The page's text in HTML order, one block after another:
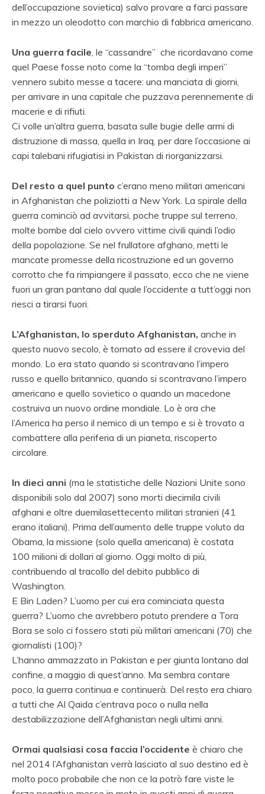
dell’occupazione sovietica) salvo provare a farci passare
in mezzo un oleodotto con marchio di fabbrica americano.
Una guerra facile , le “cassandre” che ricordavano come
quel Paese fosse noto come la “tomba degli imperi”
vennero subito messe a tacere: una manciata di giorni,
per arrivare in una capitale che puzzava perennemente di
macerie e di rifiuti.
Ci volle un’altra guerra, basata sulle bugie delle armi di
distruzione di massa, quella in Iraq, per dare l’occasione ai
capi talebani rifugiatisi in Pakistan di riorganizzarsi.
Del resto a quel punto c’erano meno militari americani
in Afghanistan che poliziotti a New York. La spirale della
guerra cominciò ad avvitarsi, poche truppe sul terreno,
molte bombe dal cielo ovvero vittime civili quindi l’odio
della popolazione. Se nel frullatore afghano, metti le
mancate promesse della ricostruzione ed un governo
corrotto che fa rimpiangere il passato, ecco che ne viene
fuori un gran pantano dal quale l’occidente a tutt’oggi non
riesci a tirarsi fuori.
L’Afghanistan, lo sperduto Afghanistan, anche in
questo nuovo secolo, è tornato ad essere il crovevia del
mondo. Lo era stato quando si scontravano l’impero
russo e quello britannico, quando si scontravano l’impero
americano e quello sovietico o quando un macedone
costruiva un nuovo ordine mondiale. Lo è ora che
l’America ha perso il nemico di un tempo e si è trovato a
combattere alla periferia di un pianeta, riscoperto
circolare.
In dieci anni (ma le statistiche delle Nazioni Unite sono
disponibili solo dal 2007) sono morti diecimila civili
afghani e oltre duemilasettecento militari stranieri (41
erano italiani). Prima dell’aumento delle truppe voluto da
Obama, la missione (solo quella americana) è costata
100 milioni di dollari al giorno. Oggi molto di più,
contribuendo al tracollo del debito pubblico di
Washington.
E Bin Laden? L’uomo per cui era cominciata questa
guerra? L’uomo che avrebbero potuto prendere a Tora
Bora se solo ci fossero stati più militari americani (70) che
giornalisti (100)?
L’hanno ammazzato in Pakistan e per giunta lontano dal
confine, a maggio di quest’anno. Ma sembra contare
poco, la guerra continua e continuerà. Del resto era chiaro
a tutti che Al Qaida c’entrava poco o nulla nella
destabilizzazione dell’Afghanistan negli ultimi anni.
Ormai qualsiasi cosa faccia l’occidente è chiaro che
nel 2014 l’Afghanistan verrà lasciato al suo destino ed è
molto poco probabile che non ce la potrò fare viste le